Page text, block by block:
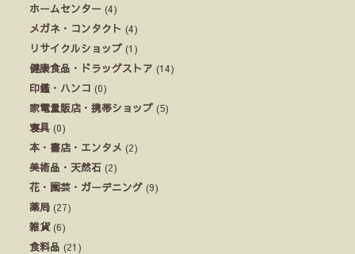
ホームセンター (4)
メガネ・コンタクト (4)
リサイクルショップ (1)
健康食品・ドラッグストア (14)
印鑑・ハンコ (0)
家電量販店・携帯ショップ (5)
寝具 (0)
本・書店・エンタメ (2)
美術品・天然石 (2)
花・園芸・ガーデニング (9)
薬局 (27)
雑貨(6)
食料品 (21)